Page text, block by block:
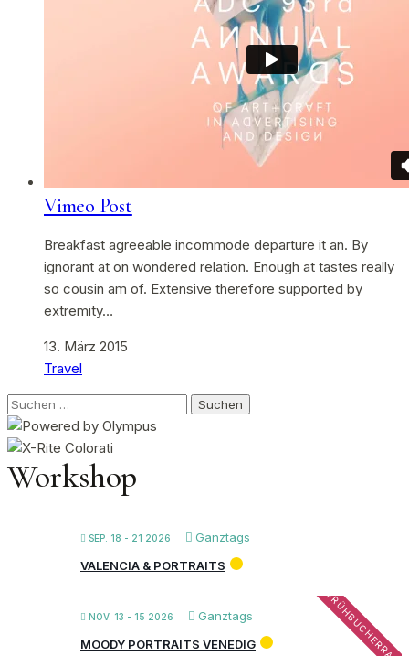
Vimeo Post
Breakfast agreeable incommode departure it an. By
ignorant at on wondered relation. Enough at tastes really
so cousin am of. Extensive therefore supported by
extremity…
13. März 2015
Travel
Suchen
nach:
Workshop
SEP. 18 - 21 2026
Ganztags
VALENCIA & PORTRAITS
NOV. 13 - 15 2026 Ganztags
MOODY PORTRAITS VENEDIG